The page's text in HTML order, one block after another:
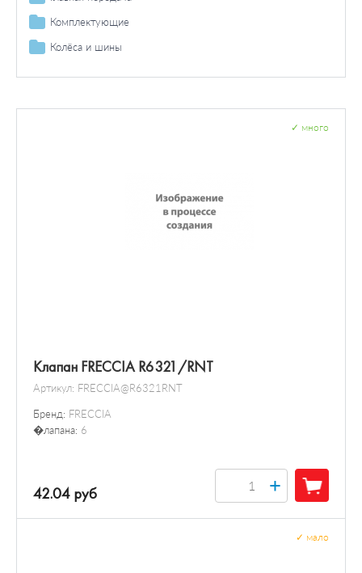
Клапан FRECCIA R6321/RNT
Артикул: FRECCIA@R6321RNT
Бренд: FRECCIA
�лапана: 6
много
42.04 руб +
мало
Дифференциал
Комплектующие
Багажник / пространство для груза
Колёса и шины